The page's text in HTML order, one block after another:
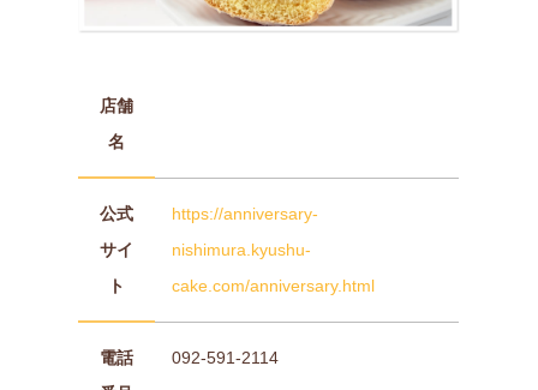
店舗
名
公式
サイ
ト
https://anniversary-
nishimura.kyushu-
cake.com/anniversary.html
電話
092-591-2114